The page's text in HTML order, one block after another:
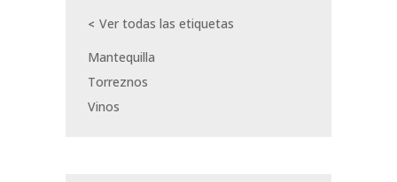
Ver todas las etiquetas
Mantequilla
Torreznos
Vinos